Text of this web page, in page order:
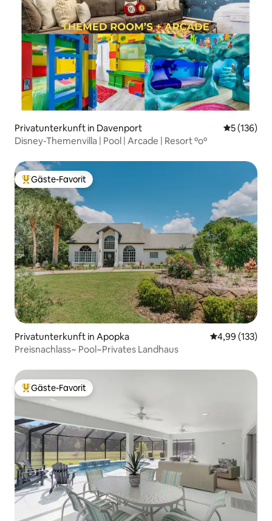
Privatunterkunft in Davenport
5 (136)
Disney-Themenvilla | Pool | Arcade | Resort ºoº
Beliebter Gäste-Favorit.
Gäste-Favorit
Privatunterkunft in Apopka
4,99 (133)
Preisnachlass~ Pool~Privates Landhaus
Beliebter Gäste-Favorit.
Gäste-Favorit